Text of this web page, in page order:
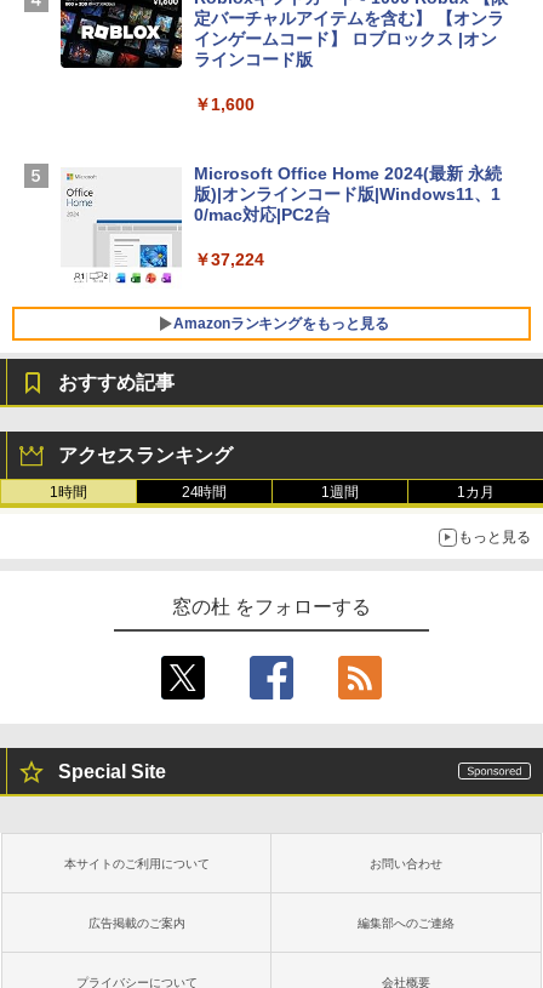
D - ミッドナイト
￥314,800
￥129,800
Core i5/16GB/SSD 512GB/ホワイト) FM
VWK3E15W_AZ
定バーチャルアイテムを含む】 【オンラ
インゲームコード】 ロブロックス |オン
ラインコード版
￥1,600
Microsoft Office Home 2024(最新 永続
版)|オンラインコード版|Windows11、1
0/mac対応|PC2台
￥37,224
Amazonランキングをもっと見る
￥1,766
出す プロンプトの言葉 AI画像生成シリー
ズ (はぴーイラストLabo)
￥480
非エンジニア 初心者 素人 でも安心 使い
方 マニュアル AI副業にもコンテンツ作成
にもKindle出版にも！ 非エンジニアのた
￥99
FM TOWNS ハイパー・カタログ: 本体ハ
ードウェア・市販ソフトウェアのパーフ
ンチディスプレイ、色調調節ライト、12
週間持続バッテリー、広告なし、ブラッ
ク
Amazon Kindle - 目に優しい、かさばら
ない、大きな画面で読みやすい、6週間持
書籍リーダー、ブラック、16GB、広告な
Kindle Paperwhite シグニチャーエディ
るさ自動調整、色調調節ライト、12週間
持続バッテリー、広告なし、メタリック
おすすめ記事
アクセスランキング
1時間 24時間 1週間 1カ月
もっと見る
窓の杜 をフォローする
Special Site
本サイトのご利用について お問い合わせ
広告掲載のご案内 編集部へのご連絡
プライバシーについて 会社概要